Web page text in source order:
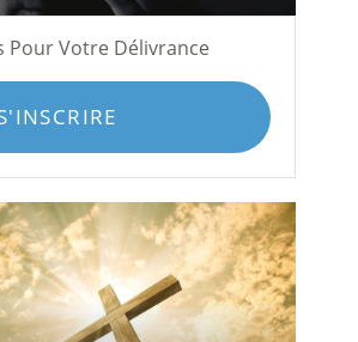
Pour Votre Délivrance